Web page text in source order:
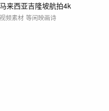
马来西亚吉隆坡航拍4k
视频素材 等闲映画诗